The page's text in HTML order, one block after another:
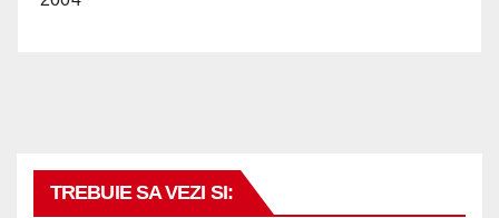
TREBUIE SA VEZI SI: